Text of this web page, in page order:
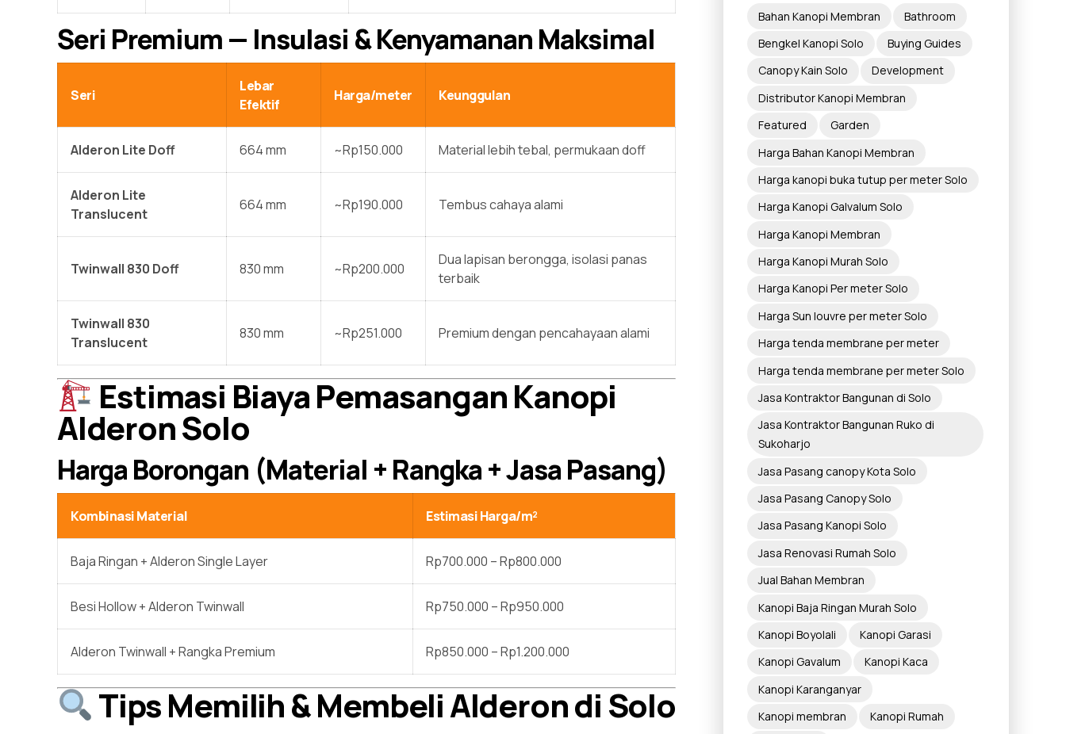
Seri Premium — Insulasi & Kenyamanan Maksimal
Seri
Lebar
Efektif
Harga/meter Keunggulan
Alderon Lite Doff 664 mm ~Rp150.000 Material lebih tebal, permukaan doff
Alderon Lite
Translucent
664 mm ~Rp190.000 Tembus cahaya alami
Twinwall 830 Doff 830 mm ~Rp200.000
Dua lapisan berongga, isolasi panas
terbaik
Twinwall 830
Translucent
830 mm ~Rp251.000 Premium dengan pencahayaan alami
Estimasi Biaya Pemasangan Kanopi
Alderon Solo
Harga Borongan (Material + Rangka + Jasa Pasang)
Kombinasi Material Estimasi Harga/m²
Baja Ringan + Alderon Single Layer Rp700.000 – Rp800.000
Besi Hollow + Alderon Twinwall Rp750.000 – Rp950.000
Alderon Twinwall + Rangka Premium Rp850.000 – Rp1.200.000
Tips Memilih & Membeli Alderon di Solo
Bahan Kanopi Membran
Bathroom
Bengkel Kanopi Solo
Buying Guides
Canopy Kain Solo
Development
Distributor Kanopi Membran
Featured
Garden
Harga Bahan Kanopi Membran
Harga kanopi buka tutup per meter Solo
Harga Kanopi Galvalum Solo
Harga Kanopi Membran
Harga Kanopi Murah Solo
Harga Kanopi Per meter Solo
Harga Sun louvre per meter Solo
Harga tenda membrane per meter
Harga tenda membrane per meter Solo
Jasa Kontraktor Bangunan di Solo
Jasa Kontraktor Bangunan Ruko di
Sukoharjo
Jasa Pasang canopy Kota Solo
Jasa Pasang Canopy Solo
Jasa Pasang Kanopi Solo
Jasa Renovasi Rumah Solo
Jual Bahan Membran
Kanopi Baja Ringan Murah Solo
Kanopi Boyolali
Kanopi Garasi
Kanopi Gavalum
Kanopi Kaca
Kanopi Karanganyar
Kanopi membran
Kanopi Rumah